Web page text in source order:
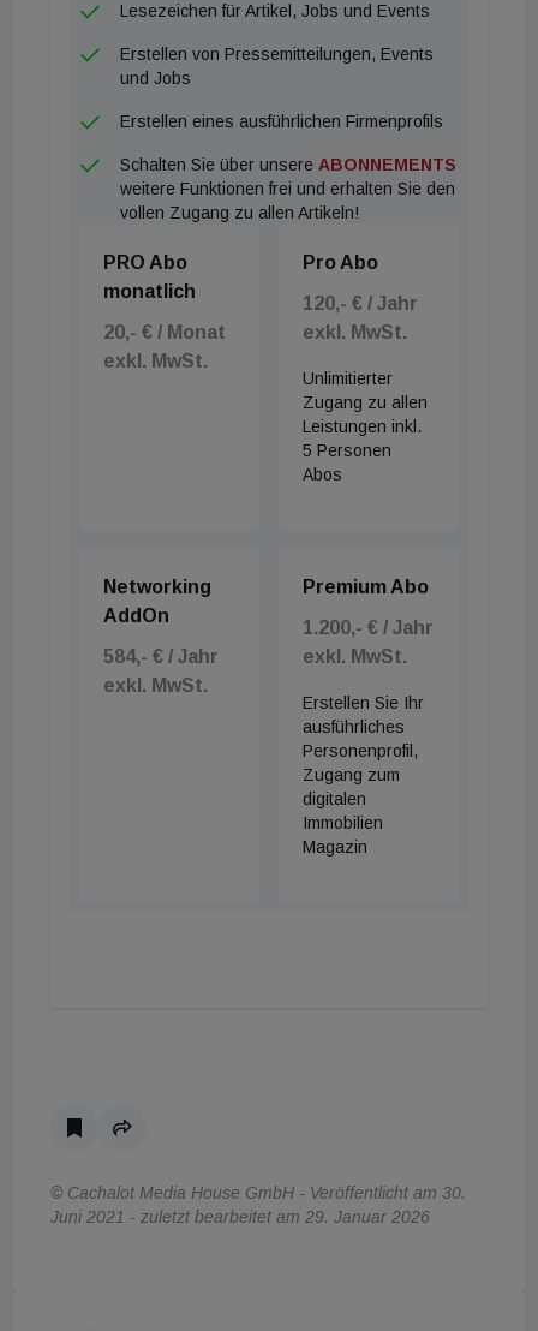
Lesezeichen für Artikel, Jobs und Events
Erstellen von Pressemitteilungen, Events
und Jobs
Erstellen eines ausführlichen Firmenprofils
Schalten Sie über unsere ABONNEMENTS
weitere Funktionen frei und erhalten Sie den
vollen Zugang zu allen Artikeln!
PRO Abo
monatlich
20,- € / Monat
exkl. MwSt.
Pro Abo
120,- € / Jahr
exkl. MwSt.
Unlimitierter
Zugang zu allen
Leistungen inkl.
5 Personen
Abos
Networking
AddOn
584,- € / Jahr
exkl. MwSt.
Premium Abo
1.200,- € / Jahr
exkl. MwSt.
Erstellen Sie Ihr
ausführliches
Personenprofil,
Zugang zum
digitalen
Immobilien
Magazin
© Cachalot Media House GmbH - Veröffentlicht am 30.
Juni 2021 - zuletzt bearbeitet am 29. Januar 2026